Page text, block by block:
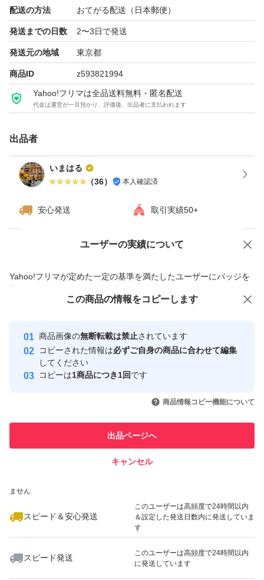
haircolor #ヘアカラークリームシャンプー #ヘアカラー #
ヘアカラー #しゃんぷー #シャンプー #カラーリング #ヘ
アカラー #ヘアカラーリング #髪染め #カラートリートメ
ント #トリートメント #ヘアカラートリートメント #ヘア
マニキュア #マニキュア #白髪 #白髪染め #しらが #トリ
ートメント染毛料 #染毛料 #染毛 #シラガ #しらが #こげ
クブラウン #だーくぶらうん #濃茶 #ぶらうん #ブラウン
#BROWN #ちゃいろ #茶色 #ダークブラウン #DARK #DA
RKBROWN #JAPAN #日本製 #にほんせい #MADE #IN
配合成分...カラーケア
ヤフマ0158 #ヤフマ0158
那栖 nanasuzu JAPAN
配送の方法 おてがる配送（日本郵便）
発送までの日数 2〜3日で発送
発送元の地域 東京都
商品ID z593821994
Yahoo!フリマは全品送料無料・匿名配送
代金は運営が一旦預かり、評価後、出品者に支払われます
出品者
いまはる
（36） 本人確認済
安心発送 取引実績50+
ユーザーの実績について
Yahoo!フリマが定めた一定の基準を満たしたユーザーにバッジを
付与しています
安心取引出品者
心・安全なユーザーです
取引実績
引を完了させた実績があります
での取引実績があります
ません
スピード＆安心発送
このユーザーは高頻度で24時間以内
＆設定した発送日数内に発送していま
す
スピード発送
このユーザーは高頻度で24時間以内
に発送しています
価格の相談 商品への質問
この商品の情報をコピーします
商品画像の無断転載は禁止されています
コピーされた情報は必ずご自身の商品に合わせて編集
してください
コピーは1商品につき1回です
商品情報コピー機能について
出品ページへ
キャンセル
この商品をみている人にオススメ
いいね！
4,770